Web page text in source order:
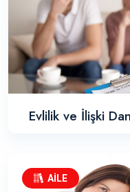
Evlilik ve İlişki
AİLE